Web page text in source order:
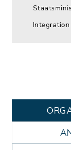
Integration